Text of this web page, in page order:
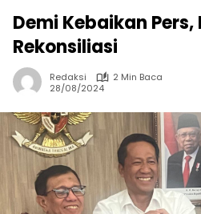
Demi Kebaikan Pers,
Rekonsiliasi
Redaksi
2 Min Baca
28/08/2024